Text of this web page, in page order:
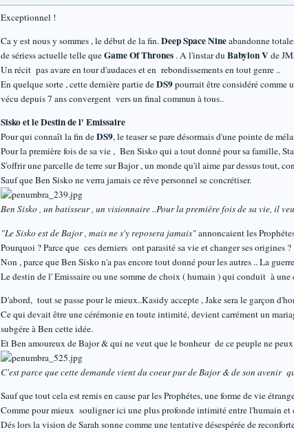
Exceptionnel !
Ca y est nous y sommes , le début de la fin.Deep Space Nineabandonne
de sériess actuelle telle queGame Of Thrones . A l'instar du Babylon Vde
Un récit pas avare en tour d'audaces et en rebondissements en tout genre ..
En quelque sorte , cette dernière partie deDS9pourrait être considéré comme
vécu depuis 7 ans convergent vers un final commun à tous..
Sisko et le Destin de l' Emissaire
Pour qui connaît la fin deDS9, le teaser se pare désormais d'une pointe de
Pour la première fois de sa vie , Ben Sisko qui a tout donné pour sa famille,
S'offrir une parcelle de terre sur Bajor , un monde qu'il aime par dessus tout,
Sauf que Ben Sisko ne verra jamais ce rêve personnel se concrétiser.
Ben Sisko , un batisseur , un visionnaire ..Pour la première fois de sa vie, il
"Le Sisko est de Bajor , mais ne s'y reposera jamais"annoncaient les
Pourquoi ? Parce que ces derniers ont parasité sa vie et changer ses origines ?
Non , parce que Ben Sisko n'a pas encore tout donné pour les autres .. La
Le destin de l' Emissaire ou une somme de choix ( humain ) qui conduit à
D'abord, tout se passe pour le mieux..Kasidy accepte , Jake sera le garçon
Ce qui devait être une cérémonie en toute intimité, devient carrément un
subgére à Ben cette idée.
Et Ben amoureux de Bajor & qui ne veut que le bonheur de ce peuple ne
C'est parce que cette demande vient du coeur pur de Bajor & de son avenir
Sauf que tout cela est remis en cause par les Prophétes, une forme de vie
Comme pour mieux souligner ici une plus profonde intimité entre l'humain et
Dés lors la vision de Sarah sonne comme une tentative désespérée de